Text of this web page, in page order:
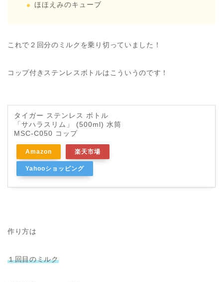
ほほえみのキューブ
これで２回分のミルクを乗り切っていました！
コップ付きステンレスボトルはこういうのです！
タイガー ステンレス ボトル
「サハラスリム」 (500ml) 水筒
MSC-C050 コップ
Amazon 楽天市場
Yahooショッピング
作り方は
１回目のミルク